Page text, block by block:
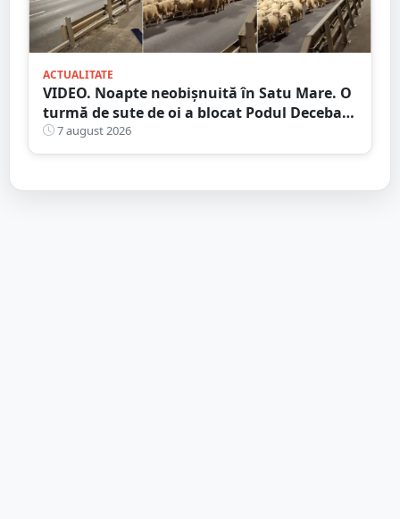
ACTUALITATE
VIDEO. Noapte neobișnuită în Satu Mare. O
turmă de sute de oi a blocat Podul Decebal.
Gest de apreciat al ciobanului
7 august 2026